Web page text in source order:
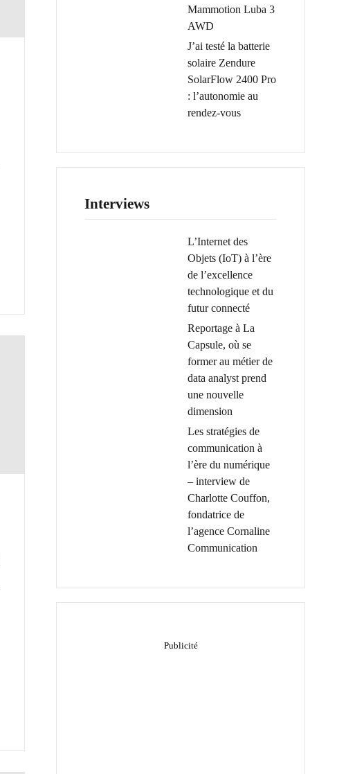
Mammotion Luba 3
AWD
J’ai testé la batterie
solaire Zendure
SolarFlow 2400 Pro
: l’autonomie au
rendez-vous
Interviews
L’Internet des
Objets (IoT) à l’ère
de l’excellence
technologique et du
futur connecté
Reportage à La
Capsule, où se
former au métier de
data analyst prend
une nouvelle
dimension
Les stratégies de
communication à
l’ère du numérique
– interview de
Charlotte Couffon,
fondatrice de
l’agence Cornaline
Communication